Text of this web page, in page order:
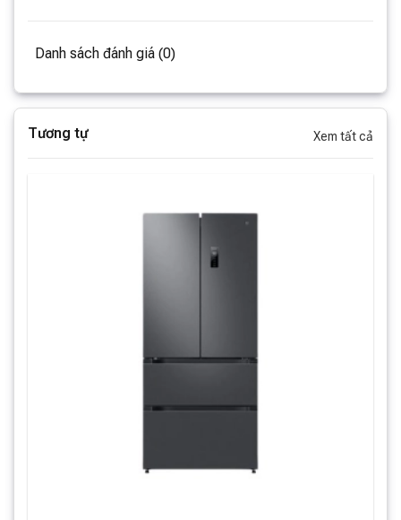
Danh sách đánh giá (0)
Tương tự Xem tất cả